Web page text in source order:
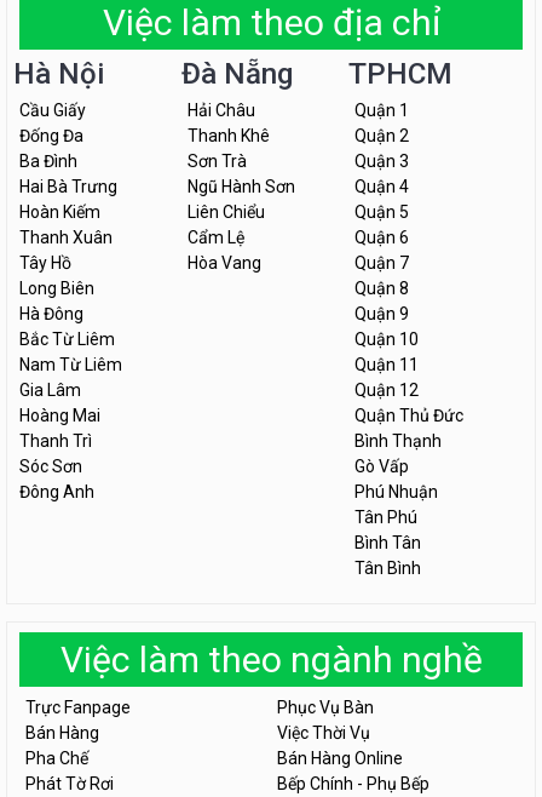
Việc làm theo địa chỉ
Hà Nội
Cầu Giấy
Đống Đa
Ba Đình
Hai Bà Trưng
Hoàn Kiếm
Thanh Xuân
Tây Hồ
Long Biên
Hà Đông
Bắc Từ Liêm
Nam Từ Liêm
Gia Lâm
Hoàng Mai
Thanh Trì
Sóc Sơn
Đông Anh
Đà Nẵng
Hải Châu
Thanh Khê
Sơn Trà
Ngũ Hành Sơn
Liên Chiểu
Cẩm Lệ
Hòa Vang
TPHCM
Quận 1
Quận 2
Quận 3
Quận 4
Quận 5
Quận 6
Quận 7
Quận 8
Quận 9
Quận 10
Quận 11
Quận 12
Quận Thủ Đức
Bình Thạnh
Gò Vấp
Phú Nhuận
Tân Phú
Bình Tân
Tân Bình
Việc làm theo ngành nghề
Trực Fanpage
Phục Vụ Bàn
Bán Hàng
Việc Thời Vụ
Pha Chế
Bán Hàng Online
Phát Tờ Rơi
Bếp Chính - Phụ Bếp